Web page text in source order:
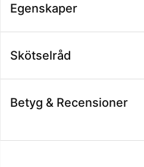
Egenskaper
Skötselråd
Betyg & Recensioner